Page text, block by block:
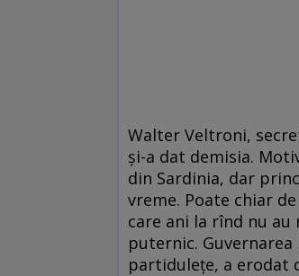
Walter Veltroni,
şi-a dat demisia.
din Sardinia, dar
vreme. Poate chiar
care ani la rînd nu
puternic.
partiduleţe, a erodat